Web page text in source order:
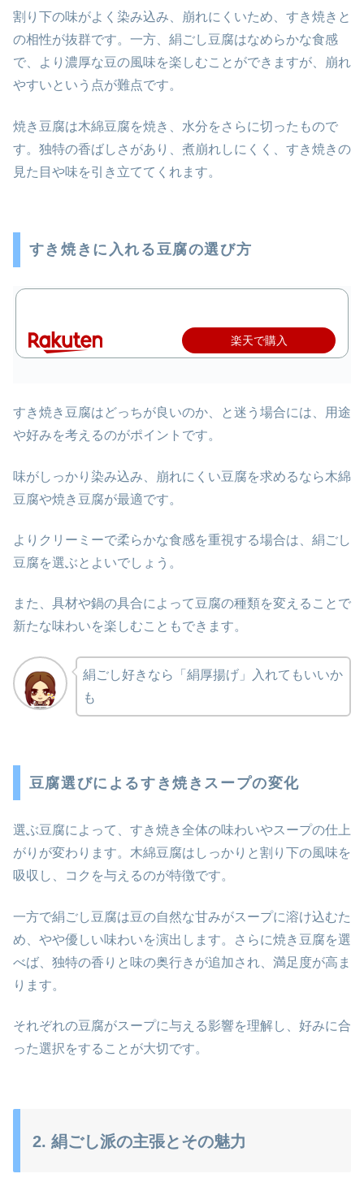
割り下の味がよく染み込み、崩れにくいため、すき焼きと
の相性が抜群です。一方、絹ごし豆腐はなめらかな食感
で、より濃厚な豆の風味を楽しむことができますが、崩れ
やすいという点が難点です。
焼き豆腐は木綿豆腐を焼き、水分をさらに切ったもので
す。独特の香ばしさがあり、煮崩れしにくく、すき焼きの
見た目や味を引き立ててくれます。
すき焼きに入れる豆腐の選び方
楽天で購入
すき焼き豆腐はどっちが良いのか、と迷う場合には、用途
や好みを考えるのがポイントです。
味がしっかり染み込み、崩れにくい豆腐を求めるなら木綿
豆腐や焼き豆腐が最適です。
よりクリーミーで柔らかな食感を重視する場合は、絹ごし
豆腐を選ぶとよいでしょう。
また、具材や鍋の具合によって豆腐の種類を変えることで
新たな味わいを楽しむこともできます。
絹ごし好きなら「絹厚揚げ」入れてもいいか
も
豆腐選びによるすき焼きスープの変化
選ぶ豆腐によって、すき焼き全体の味わいやスープの仕上
がりが変わります。木綿豆腐はしっかりと割り下の風味を
吸収し、コクを与えるのが特徴です。
一方で絹ごし豆腐は豆の自然な甘みがスープに溶け込むた
め、やや優しい味わいを演出します。さらに焼き豆腐を選
べば、独特の香りと味の奥行きが追加され、満足度が高ま
ります。
それぞれの豆腐がスープに与える影響を理解し、好みに合
った選択をすることが大切です。
2. 絹ごし派の主張とその魅力